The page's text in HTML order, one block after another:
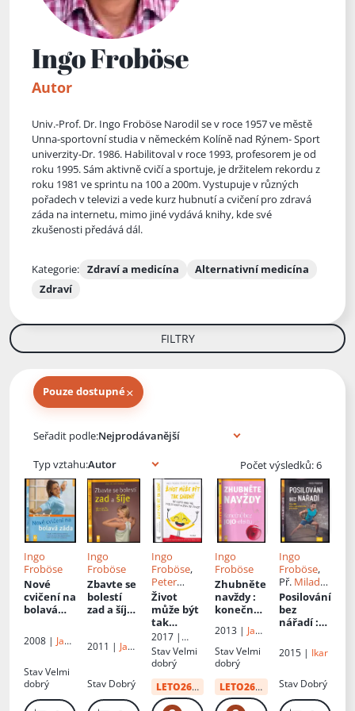
Ingo Froböse
Autor
Univ.-Prof. Dr. Ingo Froböse Narodil se v roce 1957 ve městě
Unna-sportovní studia v německém Kolíně nad Rýnem- Sport
univerzity-Dr. 1986. Habilitoval v roce 1993, profesorem je od
roku 1995. Sám aktivně cvičí a sportuje, je držitelem rekordu z
roku 1981 ve sprintu na 100 a 200m. Vystupuje v různých
pořadech v televizi a vede kurz hubnutí a cvičení pro zdravá
záda na internetu, mimo jiné vydává knihy, kde své
zkušenosti předává dál.
Kategorie: Zdraví a medicína
Alternativní medicína
Zdraví
FILTRY
Pouze dostupné×
Seřadit podle:
Typ vztahu:
Počet výsledků: 6
Ingo
Froböse
Nové
cvičení na
bolavá
2008 | Jan
StavVelmi
dobrý
Ingo
Froböse
Zbavte se
bolestí
zad a šíje
zbavit
2011 |Jan
Stav Dobrý
Ingo
Froböse,
Peter
Großmann
, Př.
Dagmar
Hoangová
Život
může být
tak
snadný
nejlepší
manuál
zdravý a
šťastný
2017 |
MOBA
StavVelmi
dobrý
LETO26od: 34 Kč
Ingo
Froböse
Zhubněte
navždy:
konečně
efektu
2013 | Jan
StavVelmi
dobrý
LETO26od: 34 Kč
Ingo
Froböse,
Př. Milada
Burianová
Posilování
bez
nářadí:
velice
účinných
nářadí
2015 | Ikar
Stav Dobrý